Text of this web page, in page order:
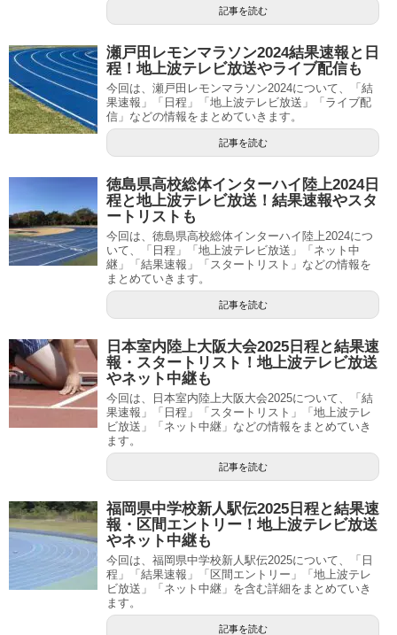
記事を読む
瀬戸田レモンマラソン2024結果速報と日
程！地上波テレビ放送やライブ配信も
今回は、瀬戸田レモンマラソン2024について、「結
果速報」「日程」「地上波テレビ放送」「ライブ配
信」などの情報をまとめていきます。
記事を読む
徳島県高校総体インターハイ陸上2024日
程と地上波テレビ放送！結果速報やスタ
ートリストも
今回は、徳島県高校総体インターハイ陸上2024につ
いて、「日程」「地上波テレビ放送」「ネット中
継」「結果速報」「スタートリスト」などの情報を
まとめていきます。
記事を読む
日本室内陸上大阪大会2025日程と結果速
報・スタートリスト！地上波テレビ放送
やネット中継も
今回は、日本室内陸上大阪大会2025について、「結
果速報」「日程」「スタートリスト」「地上波テレ
ビ放送」「ネット中継」などの情報をまとめていき
ます。
記事を読む
福岡県中学校新人駅伝2025日程と結果速
報・区間エントリー！地上波テレビ放送
やネット中継も
今回は、福岡県中学校新人駅伝2025について、「日
程」「結果速報」「区間エントリー」「地上波テレ
ビ放送」「ネット中継」を含む詳細をまとめていき
ます。
記事を読む